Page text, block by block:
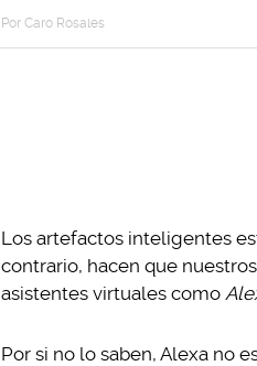
Por Caro Rosales
Los artefactos inteligentes
contrario, hacen que
asistentes virtuales como
Por si no lo saben, Alexa no